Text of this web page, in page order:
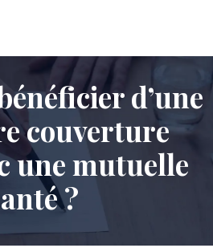
d’une
couverture
une mutuelle
?